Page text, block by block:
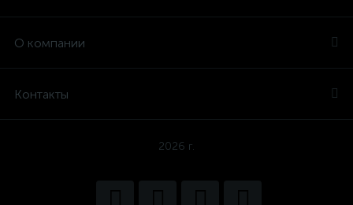
О компании
Контакты
2026 г.